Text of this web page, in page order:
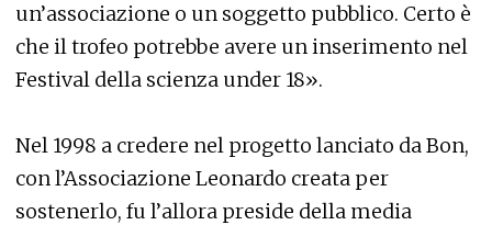
un’associazione o un soggetto pubblico. Certo è
che il trofeo potrebbe avere un inserimento nel
Festival della scienza under 18».
Nel 1998 a credere nel progetto lanciato da Bon,
con l’Associazione Leonardo creata per
sostenerlo, fu l’allora preside della media